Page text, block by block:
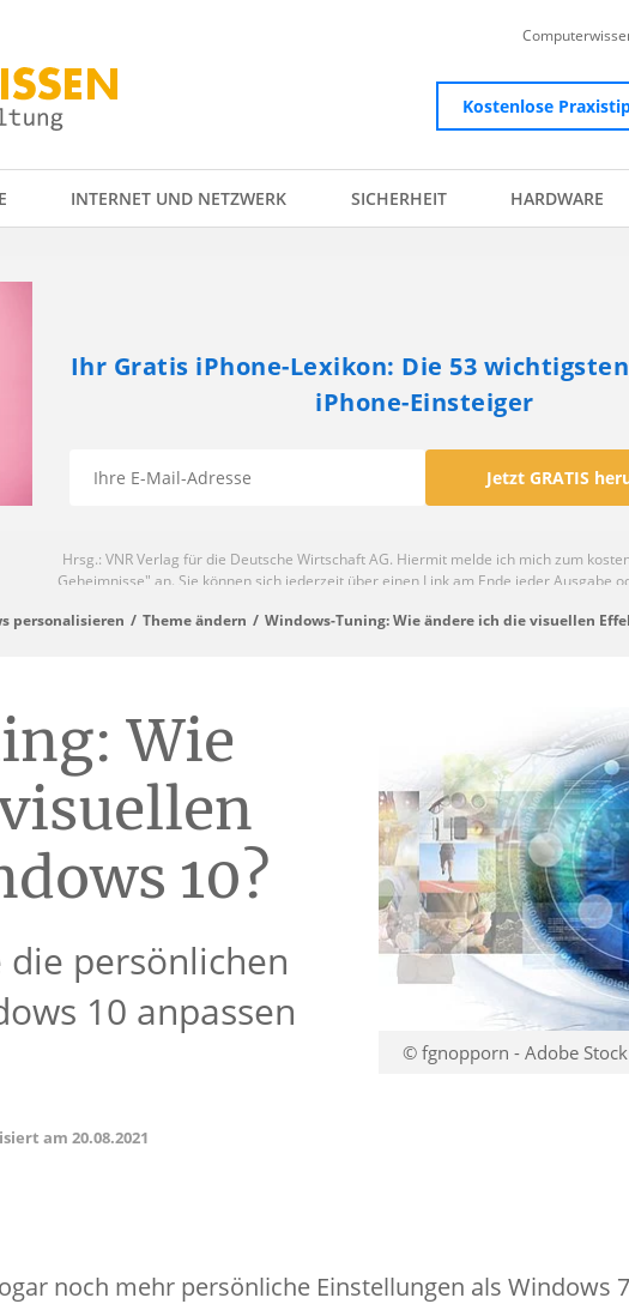
Kostenlose
INTERNET UND NETZWERK SICHERHEIT HARDWARE
personalisieren Theme ändern Windows-Tuning: Wie ändere ich die visuellen
© fgnopporn - Adobe Stock
Wie
10?
die persönlichen
10 anpassen
am 20.08.2021
noch mehr persönliche Einstellungen als Windows